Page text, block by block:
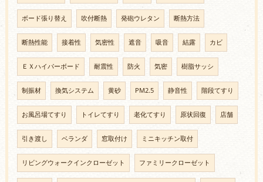
ボード張り替え 吹付断熱 発砲ウレタン 断熱方法
断熱性能 接着性 気密性 遮音 吸音 結露 カビ
ＥＸハイパーボード 耐震性 防火 気密 樹脂サッシ
制振材 換気システム 黄砂 PM2.5 静音性 階段てすり
お風呂場てすり トイレてすり 老化てすり 原状回復 店舗
引き渡し ベランダ 窓取付け ミニキッチン取付
リビングウォークインクローゼット ファミリークローゼット